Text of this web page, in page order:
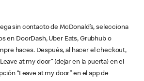
sin contacto de McDonald’s, selecciona
en DoorDash, Uber Eats, Grubhub o
haces. Después, al hacer el checkout,
at my door” (dejar en la puerta) en el
“Leave at my door” en el app de